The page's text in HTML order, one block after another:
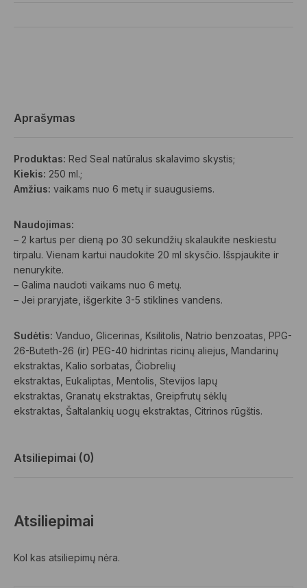
Aprašymas
Produktas: Red Seal natūralus skalavimo skystis;
Kiekis: 250 ml.;
Amžius: vaikams nuo 6 metų ir suaugusiems.
Naudojimas:
– 2 kartus per dieną po 30 sekundžių skalaukite neskiestu
tirpalu. Vienam kartui naudokite 20 ml skysčio. Išspjaukite ir
nenurykite.
– Galima naudoti vaikams nuo 6 metų.
– Jei praryjate, išgerkite 3-5 stiklines vandens.
Sudėtis: Vanduo, Glicerinas, Ksilitolis, Natrio benzoatas, PPG-
26-Buteth-26 (ir) PEG-40 hidrintas ricinų aliejus, Mandarinų
ekstraktas, Kalio sorbatas, Čiobrelių
ekstraktas, Eukaliptas, Mentolis, Stevijos lapų
ekstraktas, Granatų ekstraktas, Greipfrutų sėklų
ekstraktas, Šaltalankių uogų ekstraktas, Citrinos rūgštis.
Atsiliepimai (0)
Atsiliepimai
Kol kas atsiliepimų nėra.